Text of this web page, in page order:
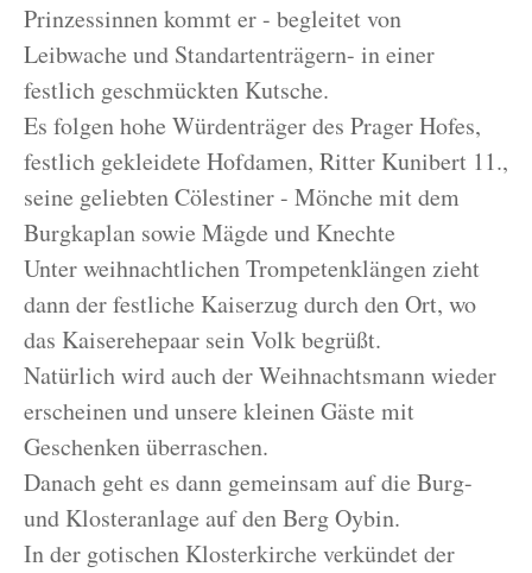
Prinzessinnen kommt er - begleitet von
Leibwache und Standartenträgern- in einer
festlich geschmückten Kutsche.
Es folgen hohe Würdenträger des Prager Hofes,
festlich gekleidete Hofdamen, Ritter Kunibert 11.,
seine geliebten Cölestiner - Mönche mit dem
Burgkaplan sowie Mägde und Knechte
Unter weihnachtlichen Trompetenklängen zieht
dann der festliche Kaiserzug durch den Ort, wo
das Kaiserehepaar sein Volk begrüßt.
Natürlich wird auch der Weihnachtsmann wieder
erscheinen und unsere kleinen Gäste mit
Geschenken überraschen.
Danach geht es dann gemeinsam auf die Burg-
und Klosteranlage auf den Berg Oybin.
In der gotischen Klosterkirche verkündet der